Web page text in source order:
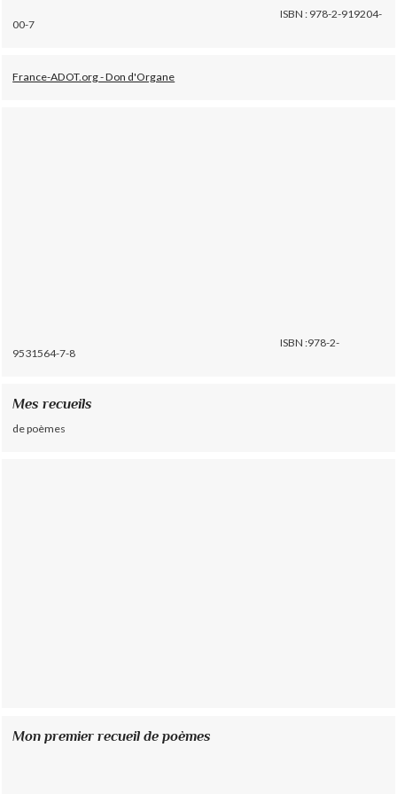
ISBN : 978-2-919204-
00-7
France-ADOT.org - Don d'Organe
ISBN :978-2-
9531564-7-8
Mes recueils
de poèmes
Mon premier recueil de poèmes